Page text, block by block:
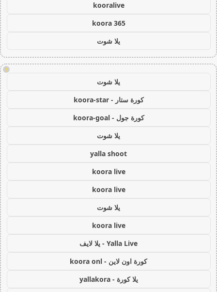
kooralive
koora 365
يلا شوت
!
يلا شوت
كورة ستار - koora-star
كورة جول - koora-goal
يلا شوت
yalla shoot
koora live
koora live
يلا شوت
koora live
Yalla Live - يلا لايف
كورة اون لاين - koora onl
يلا كورة - yallakora